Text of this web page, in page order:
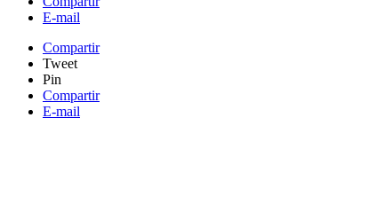
E-mail
Compartir
Tweet
Pin
Compartir
E-mail